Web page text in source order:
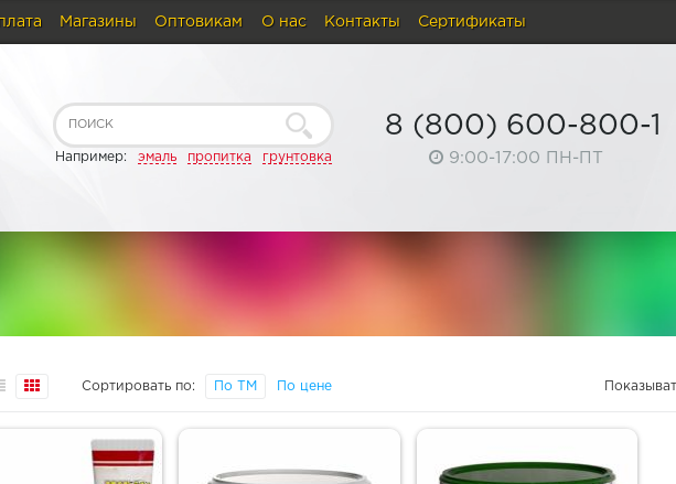
Магазины Оптовикам О нас Контакты Сертификаты
Например: эмаль пропитка грунтовка
8 (800) 600-800-1
9:00-17:00 ПН-ПТ
Сортировать по: По ТМ По цене